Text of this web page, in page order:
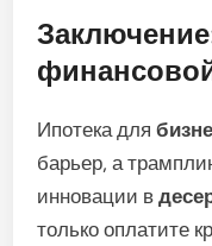
Ипотека для
барьер, а
инновации в
только оплатите